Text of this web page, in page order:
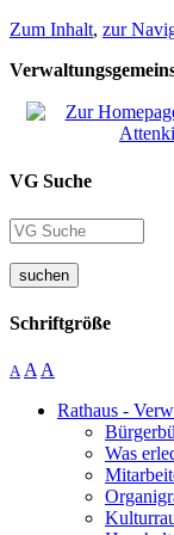
Zum Inhalt, zur
VG Suche
suchen
Schriftgröße
A A A
Rathaus -
Was